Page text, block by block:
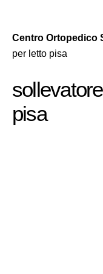
Centro Ortopedico
per letto pisa
pisa